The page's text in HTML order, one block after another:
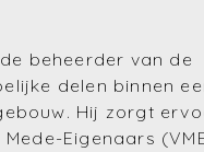
beheerder van de
delen binnen
Hij zorgt
Eigenaars